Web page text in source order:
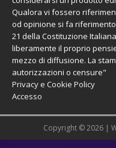
Qualora vi fossero
od opinione si fa
21 della Costituzione
liberamente il proprio
mezzo di diffusione. La
autorizzazioni o censure"
Privacy e Cookie Policy
Accesso
Copyright © 2026 |